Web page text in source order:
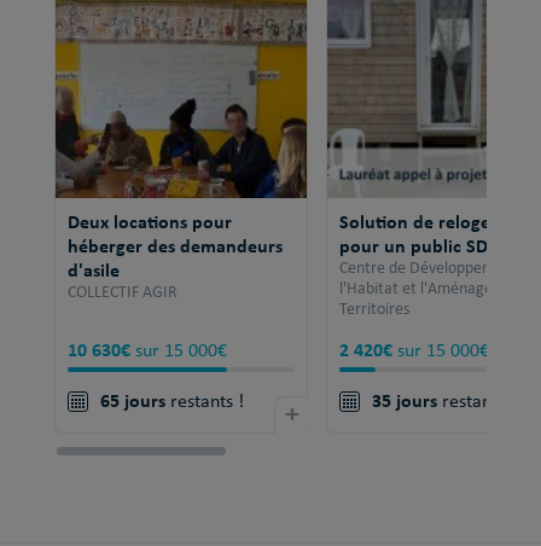
Deux locations pour
héberger des demandeurs
d'asile
COLLECTIF AGIR
10 630€ sur 15 000€
65 jours restants ! +
Solution de relogement
pour un public SDF
Centre de Développement
l'Habitat et l'Aménagement
Territoires
2 420€ sur 15 000€
35 jours restants !